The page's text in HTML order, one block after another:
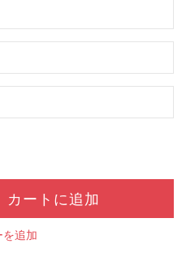
を追加